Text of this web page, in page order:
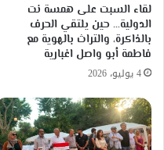
لقاء السبت على همسة نت
الدولية… حين يلتقي الحرف
بالذاكرة، والتراث بالهوية مع
فاطمة أبو واصل اغبارية
4 يوليو، 2026